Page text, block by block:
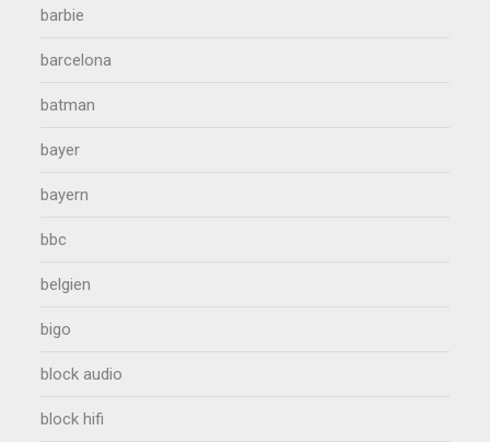
barbie
barcelona
batman
bayer
bayern
bbc
belgien
bigo
block audio
block hifi